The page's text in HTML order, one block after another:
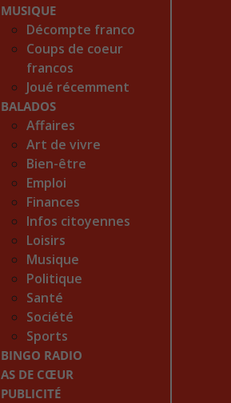
MUSIQUE
Décompte franco
Coups de coeur
francos
Joué récemment
BALADOS
Affaires
Art de vivre
Bien-être
Emploi
Finances
Infos citoyennes
Loisirs
Musique
Politique
Santé
Société
Sports
BINGO RADIO
AS DE CŒUR
PUBLICITÉ